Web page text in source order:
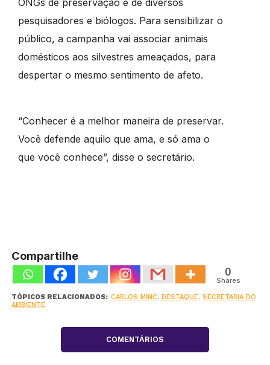
pesquisadores e biólogos. Para sensibilizar o
público, a campanha vai associar animais
domésticos aos silvestres ameaçados, para
despertar o mesmo sentimento de afeto.
“Conhecer é a melhor maneira de preservar.
Você defende aquilo que ama, e só ama o
que você conhece”, disse o secretário.
Compartilhe
0
Shares
TÓPICOS RELACIONADOS: CARLOS MINC, DESTAQUE, SECRETARIA DO
AMBIENTE
COMENTÁRIOS